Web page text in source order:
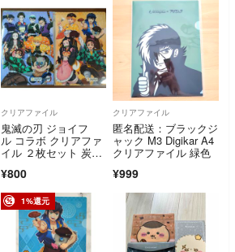
クリアファイル
鬼滅の刃 ジョイフ
ル コラボ クリアファ
イル ２枚セット 炭治
¥800
クリアファイル
匿名配送：ブラックジ
ャック M3 Digikar A4
クリアファイル 緑色
¥999
1%還元